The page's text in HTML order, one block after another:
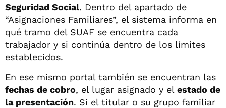
Seguridad Social. Dentro del apartado de
“Asignaciones Familiares”, el sistema informa en
qué tramo del SUAF se encuentra cada
trabajador y si continúa dentro de los límites
establecidos.
En ese mismo portal también se encuentran las
fechas de cobro, el lugar asignado y el estado de
la presentación. Si el titular o su grupo familiar